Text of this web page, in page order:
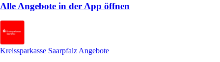
Alle Angebote in der App öffnen
Kreissparkasse Saarpfalz Angebote